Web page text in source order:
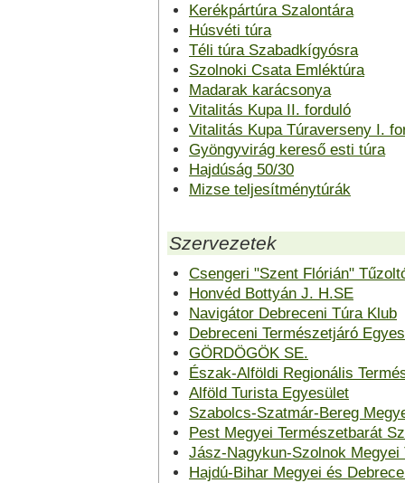
Kerékpártúra Szalontára
Húsvéti túra
Téli túra Szabadkígyósra
Szolnoki Csata Emléktúra
Madarak karácsonya
Vitalitás Kupa II. forduló
Vitalitás Kupa Túraverseny I.
Gyöngyvirág kereső esti túra
Hajdúság 50/30
Mizse teljesítménytúrák
Szervezetek
Csengeri "Szent Flórián"
Honvéd Bottyán J. H.SE
Navigátor Debreceni Túra Klub
Debreceni Természetjáró
GÖRDÖGÖK SE.
Észak-Alföldi Regionális
Alföld Turista Egyesület
Szabolcs-Szatmár-Bereg
Pest Megyei Természetbarát
Jász-Nagykun-Szolnok
Hajdú-Bihar Megyei és